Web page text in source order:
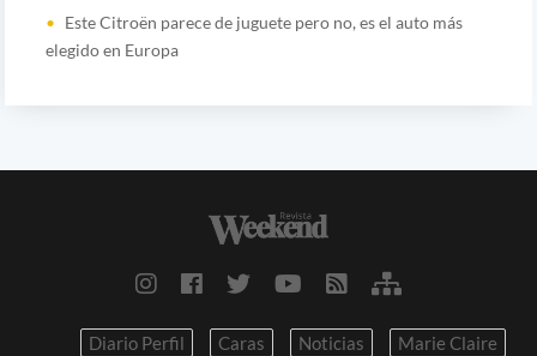
Este Citroën parece de juguete pero no, es el auto más
elegido en Europa
Diario Perfil Caras Noticias
Marie Claire